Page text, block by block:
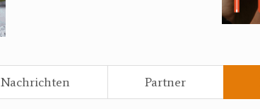
Nachrichten Partner